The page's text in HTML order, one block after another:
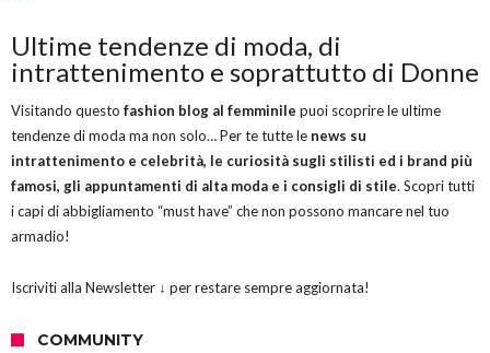
Ultime tendenze di moda, di
intrattenimento e soprattutto di Donne
Visitando questo fashion blog al femminile puoi scoprire le ultime
tendenze di moda ma non solo… Per te tutte le news su
intrattenimento e celebrità, le curiosità sugli stilisti ed i brand più
famosi, gli appuntamenti di alta moda e i consigli di stile. Scopri tutti
i capi di abbigliamento “must have” che non possono mancare nel tuo
armadio!
Iscriviti alla Newsletter ↓ per restare sempre aggiornata!
COMMUNITY